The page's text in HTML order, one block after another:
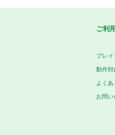
ご利
プレイ
動作対
よく
お問